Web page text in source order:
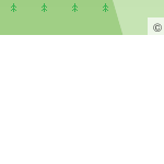
©